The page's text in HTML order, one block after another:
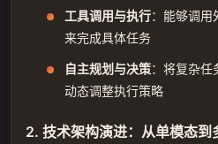
工具调用与执行：能够调用
来完成具体任务
自主规划与决策：将复杂任
动态调整执行策略
2. 技术架构演进：从单模态到